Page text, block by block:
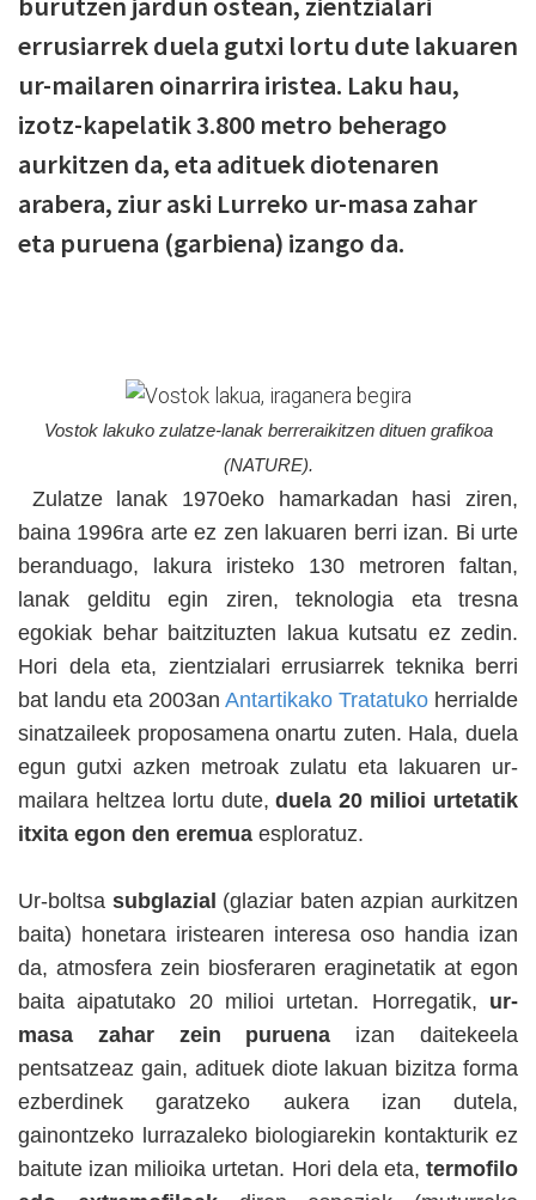
errusiarrek duela gutxi lortu dute lakuaren
ur-mailaren oinarrira iristea. Laku hau,
izotz-kapelatik 3.800 metro beherago
aurkitzen da, eta adituek diotenaren
arabera, ziur aski Lurreko ur-masa zahar
eta puruena (garbiena) izango da.
Vostok lakuko zulatze-lanak berreraikitzen dituen grafikoa
(NATURE).
Zulatze lanak 1970eko hamarkadan hasi ziren,
baina 1996ra arte ez zen lakuaren berri izan. Bi urte
beranduago, lakura iristeko 130 metroren faltan,
lanak gelditu egin ziren, teknologia eta tresna
egokiak behar baitzituzten lakua kutsatu ez zedin.
Hori dela eta, zientzialari errusiarrek teknika berri
bat landu eta 2003an Antartikako Tratatuko herrialde
sinatzaileek proposamena onartu zuten. Hala, duela
egun gutxi azken metroak zulatu eta lakuaren ur-
mailara heltzea lortu dute,duela 20 milioi urtetatik
itxita egon den eremua esploratuz.
Ur-boltsa subglazial (glaziar baten azpian aurkitzen
baita) honetara iristearen interesa oso handia izan
da, atmosfera zein biosferaren eraginetatik at egon
baita aipatutako 20 milioi urtetan. Horregatik, ur-
masa zahar zein puruena izan daitekeela
pentsatzeaz gain, adituek diote lakuan bizitza forma
ezberdinek garatzeko aukera izan dutela,
gainontzeko lurrazaleko biologiarekin kontakturik ez
baitute izan milioika urtetan. Hori dela eta, termofilo